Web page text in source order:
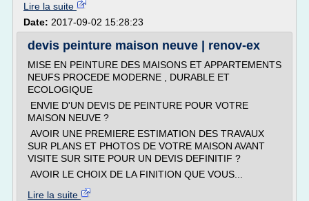
Lire la suite
Date: 2017-09-02 15:28:23
devis peinture maison neuve | renov-ex
MISE EN PEINTURE DES MAISONS ET APPARTEMENTS
NEUFS PROCEDE MODERNE , DURABLE ET
ECOLOGIQUE
ENVIE D'UN DEVIS DE PEINTURE POUR VOTRE
MAISON NEUVE ?
AVOIR UNE PREMIERE ESTIMATION DES TRAVAUX
SUR PLANS ET PHOTOS DE VOTRE MAISON AVANT
VISITE SUR SITE POUR UN DEVIS DEFINITIF ?
AVOIR LE CHOIX DE LA FINITION QUE VOUS...
Lire la suite